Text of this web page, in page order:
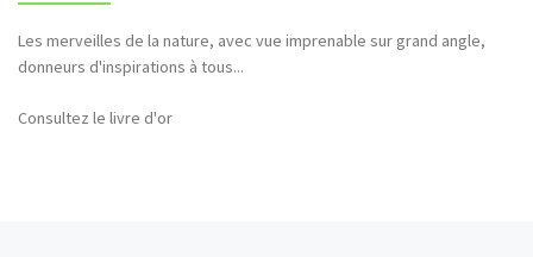
Bonjour et merci pour tous ces hommages rendus à la nature (faune,
flore,etc...)
Consultez le livre d'or